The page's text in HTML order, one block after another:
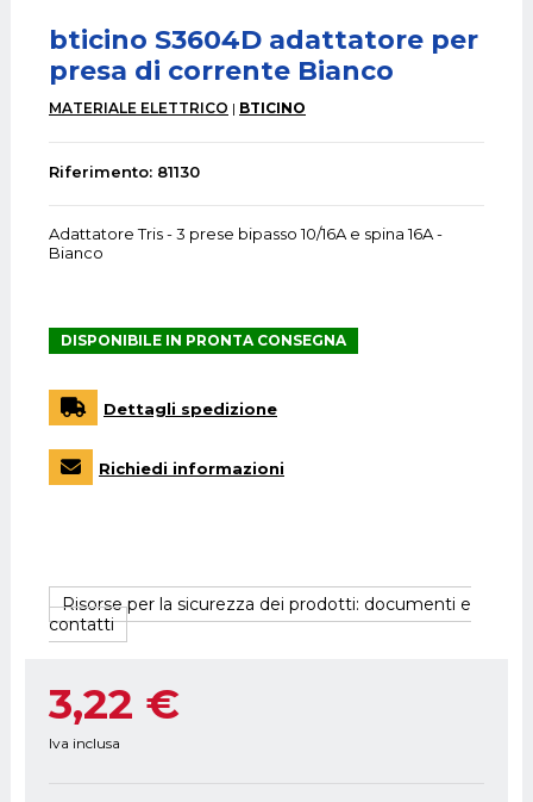
bticino S3604D adattatore per
presa di corrente Bianco
MATERIALE ELETTRICO BTICINO
Riferimento: 81130
Adattatore Tris - 3 prese bipasso 10/16A e spina 16A -
Bianco
DISPONIBILE IN PRONTA CONSEGNA
Dettagli spedizione
Richiedi informazioni
Risorse per la sicurezza dei prodotti: documenti e
contatti
3,22 €
Iva inclusa